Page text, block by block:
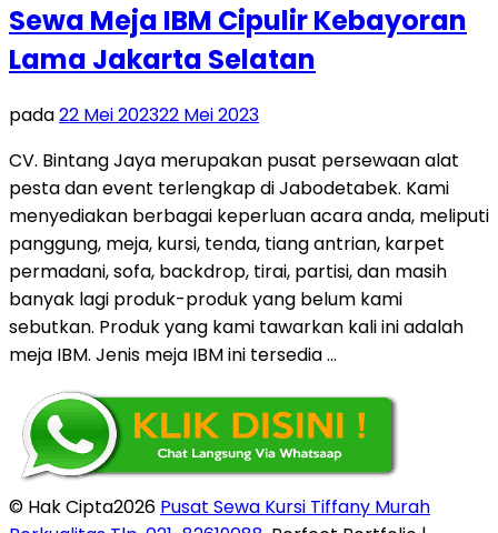
Sewa Meja IBM Cipulir Kebayoran
Lama Jakarta Selatan
pada22 Mei 202322 Mei 2023
CV. Bintang Jaya merupakan pusat persewaan alat
pesta dan event terlengkap di Jabodetabek. Kami
menyediakan berbagai keperluan acara anda, meliputi
panggung, meja, kursi, tenda, tiang antrian, karpet
permadani, sofa, backdrop, tirai, partisi, dan masih
banyak lagi produk-produk yang belum kami
sebutkan. Produk yang kami tawarkan kali ini adalah
meja IBM. Jenis meja IBM ini tersedia …
© Hak Cipta2026 Pusat Sewa Kursi Tiffany Murah